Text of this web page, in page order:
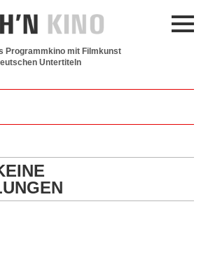
Programmkino mit Filmkunst
Untertiteln